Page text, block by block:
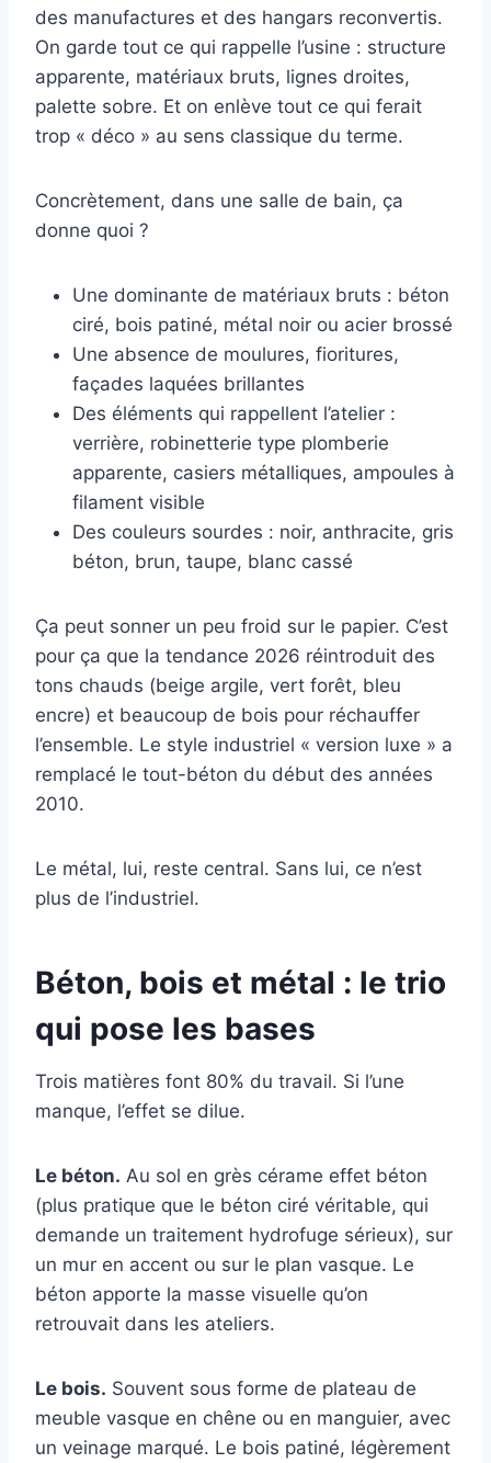
des manufactures et des hangars reconvertis.
On garde tout ce qui rappelle l’usine : structure
apparente, matériaux bruts, lignes droites,
palette sobre. Et on enlève tout ce qui ferait
trop « déco » au sens classique du terme.
Concrètement, dans une salle de bain, ça
donne quoi ?
Une dominante de matériaux bruts : béton
ciré, bois patiné, métal noir ou acier brossé
Une absence de moulures, fioritures,
façades laquées brillantes
Des éléments qui rappellent l’atelier :
verrière, robinetterie type plomberie
apparente, casiers métalliques, ampoules à
filament visible
Des couleurs sourdes : noir, anthracite, gris
béton, brun, taupe, blanc cassé
Ça peut sonner un peu froid sur le papier. C’est
pour ça que la tendance 2026 réintroduit des
tons chauds (beige argile, vert forêt, bleu
encre) et beaucoup de bois pour réchauffer
l’ensemble. Le style industriel « version luxe » a
remplacé le tout-béton du début des années
2010.
Le métal, lui, reste central. Sans lui, ce n’est
plus de l’industriel.
Béton, bois et métal : le trio
qui pose les bases
Trois matières font 80% du travail. Si l’une
manque, l’effet se dilue.
Le béton. Au sol en grès cérame effet béton
(plus pratique que le béton ciré véritable, qui
demande un traitement hydrofuge sérieux), sur
un mur en accent ou sur le plan vasque. Le
béton apporte la masse visuelle qu’on
retrouvait dans les ateliers.
Le bois. Souvent sous forme de plateau de
meuble vasque en chêne ou en manguier, avec
un veinage marqué. Le bois patiné, légèrement